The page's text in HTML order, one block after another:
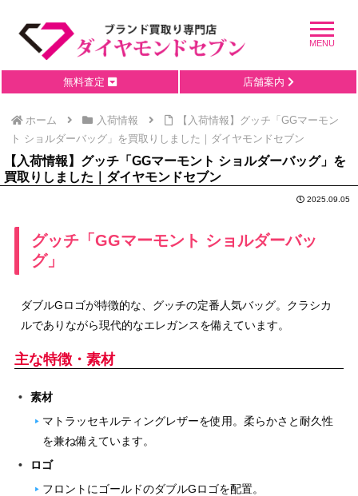
無料査定 店舗案内
ホーム 入荷情報
【入荷情報】グッチ「GGマーモン
ト ショルダーバッグ」を買取りしました｜ダイヤモンドセブン
【入荷情報】グッチ「GGマーモント ショルダーバッグ」を
買取りしました｜ダイヤモンドセブン
2025.09.05
グッチ「GGマーモント ショルダーバッ
グ」
ダブルGロゴが特徴的な、グッチの定番人気バッグ。クラシカ
ルでありながら現代的なエレガンスを備えています。
主な特徴・素材
素材
マトラッセキルティングレザーを使用。柔らかさと耐久性
を兼ね備えています。
ロゴ
フロントにゴールドのダブルGロゴを配置。